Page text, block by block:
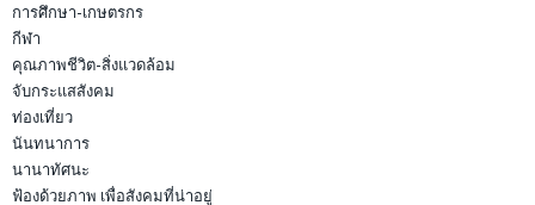
การศึกษา-เกษตรกร
กีฬา
คุณภาพชีวิต-สิ่งแวดล้อม
จับกระแสสังคม
ท่องเที่ยว
นันทนาการ
นานาทัศนะ
ฟ้องด้วยภาพ เพื่อสังคมที่น่าอยู่